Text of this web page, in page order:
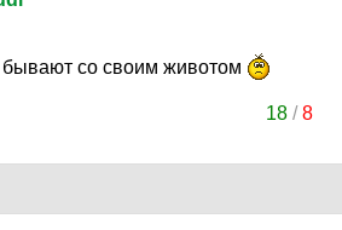
со своим животом
18 /8